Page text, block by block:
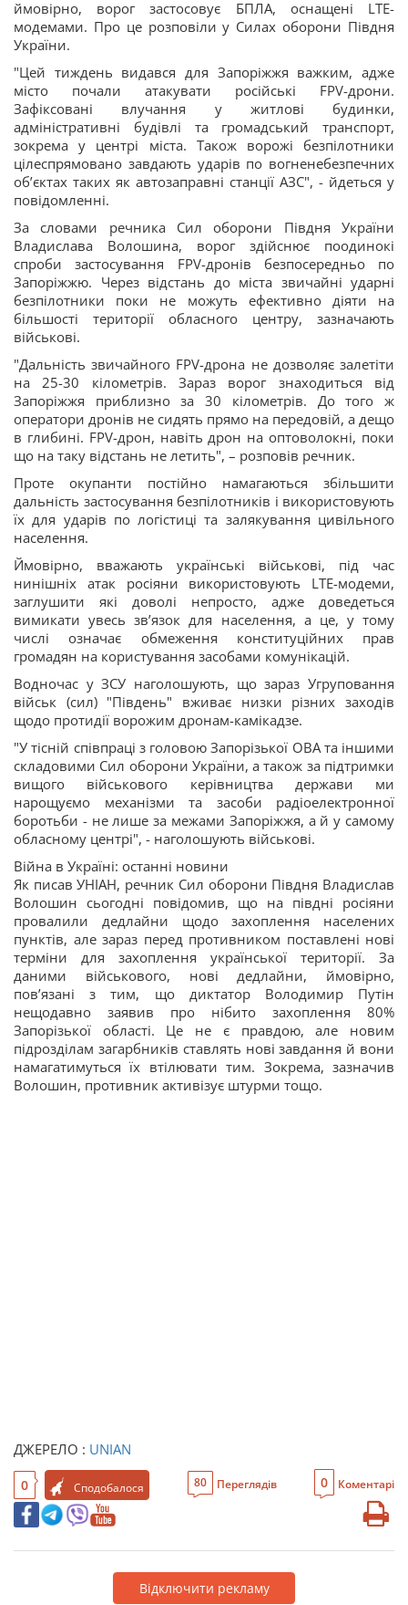
ймовірно, ворог застосовує БПЛА, оснащені LTE-
модемами. Про це розповіли у Силах оборони Півдня
України.
"Цей тиждень видався для Запоріжжя важким, адже
місто почали атакувати російські FPV-дрони.
Зафіксовані влучання у житлові будинки,
адміністративні будівлі та громадський транспорт,
зокрема у центрі міста. Також ворожі безпілотники
цілеспрямовано завдають ударів по вогненебезпечних
обʼєктах таких як автозаправні станції АЗС", - йдеться у
повідомленні.
За словами речника Сил оборони Півдня України
Владислава Волошина, ворог здійснює поодинокі
спроби застосування FPV-дронів безпосередньо по
Запоріжжю. Через відстань до міста звичайні ударні
безпілотники поки не можуть ефективно діяти на
більшості території обласного центру, зазначають
військові.
"Дальність звичайного FPV-дрона не дозволяє залетіти
на 25-30 кілометрів. Зараз ворог знаходиться від
Запоріжжя приблизно за 30 кілометрів. До того ж
оператори дронів не сидять прямо на передовій, а дещо
в глибині. FPV-дрон, навіть дрон на оптоволокні, поки
що на таку відстань не летить", – розповів речник.
Проте окупанти постійно намагаються збільшити
дальність застосування безпілотників і використовують
їх для ударів по логістиці та залякування цивільного
населення.
Ймовірно, вважають українські військові, під час
нинішніх атак росіяни використовують LTE-модеми,
заглушити які доволі непросто, адже доведеться
вимикати увесь звʼязок для населення, а це, у тому
числі означає обмеження конституційних прав
громадян на користування засобами комунікацій.
Водночас у ЗСУ наголошують, що зараз Угруповання
військ (сил) "Південь" вживає низки різних заходів
щодо протидії ворожим дронам-камікадзе.
"У тісній співпраці з головою Запорізької ОВА та іншими
складовими Сил оборони України, а також за підтримки
вищого військового керівництва держави ми
нарощуємо механізми та засоби радіоелектронної
боротьби - не лише за межами Запоріжжя, а й у самому
обласному центрі", - наголошують військові.
Війна в Україні: останні новини
Як писав УНІАН, речник Сил оборони Півдня Владислав
Волошин сьогодні повідомив, що на півдні росіяни
провалили дедлайни щодо захоплення населених
пунктів, але зараз перед противником поставлені нові
терміни для захоплення української території. За
даними військового, нові дедлайни, ймовірно,
пов’язані з тим, що диктатор Володимир Путін
нещодавно заявив про нібито захоплення 80%
Запорізької області. Це не є правдою, але новим
підрозділам загарбників ставлять нові завдання й вони
намагатимуться їх втілювати тим. Зокрема, зазначив
Волошин, противник активізує штурми тощо.
ДЖЕРЕЛО : UNIAN
0 Сподобалося 80 Переглядів 0 Коментарі
Відключити рекламу